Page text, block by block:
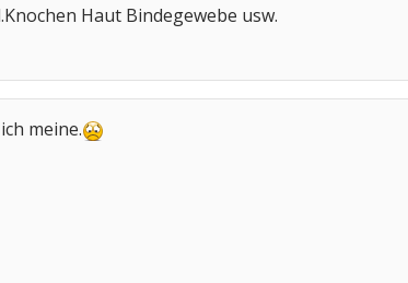
Haut Bindegewebe usw.
meine.